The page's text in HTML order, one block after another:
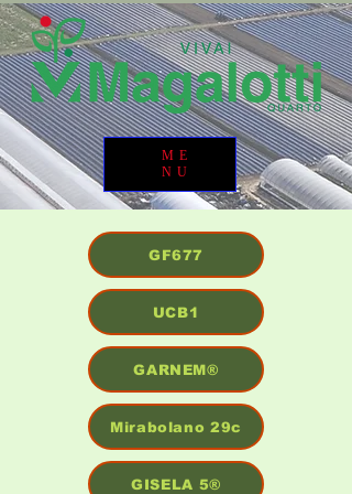
ME
NU
GF677
UCB1
GARNEM®
Mirabolano 29c
GISELA 5®